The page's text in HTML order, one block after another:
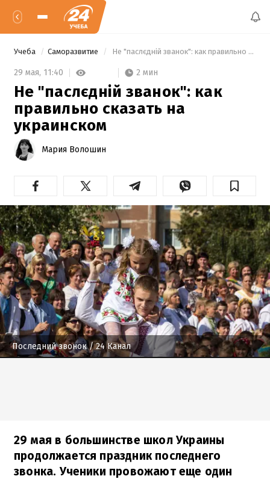
Учеба Саморазвитие Не "паслєдній званок": как правильно сказать на украинском
29 мая, 11:40 2 мин
Не "паслєдній званок": как
правильно сказать на
украинском
Мария Волошин
Последний звонок/ 24 Канал
29 мая в большинстве школ Украины
продолжается праздник последнего
звонка. Ученики провожают еще один